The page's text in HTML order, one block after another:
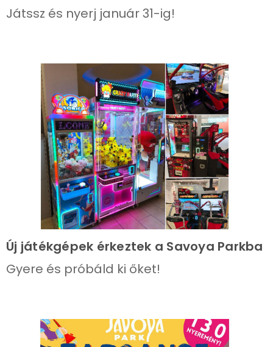
Játssz és nyerj január 31-ig!
Új játékgépek érkeztek a Savoya Parkba
Gyere és próbáld ki őket!